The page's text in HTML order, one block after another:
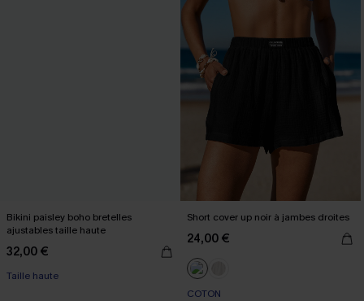
Bikini paisley boho bretelles
ajustables taille haute
32,00 €
Taille haute
Short cover up noir à jambes droites
24,00 €
COTON